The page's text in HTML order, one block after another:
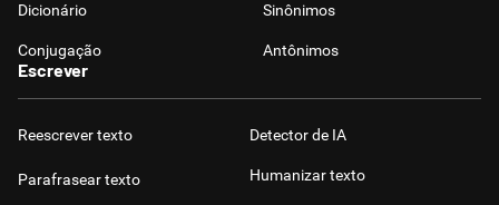
Dicionário Sinônimos
Conjugação Antônimos
Escrever
Reescrever texto
Parafrasear texto
Detector de IA
Humanizar texto